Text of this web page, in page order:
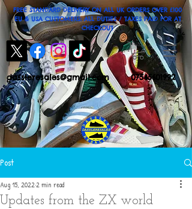
dassleresales@gmail.com 07545601992
FREE STANDARD DELIVERY ON ALL UK ORDERS OVER £100
EU & USA CUSTOMERS: ALL DUTIES / TAXES PAID FOR AT
CHECKOUT
Post
Updates from the ZX world
Aug 15, 20222 min read